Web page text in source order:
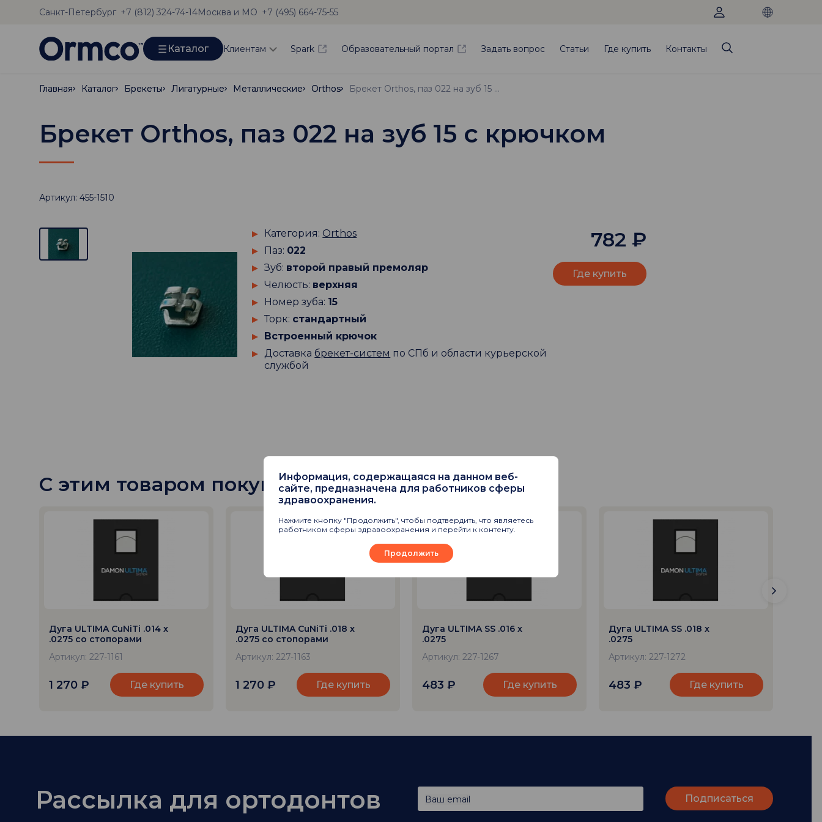
Санкт-Петербург +7 (812) 324-74-14Москва и МО +7 (495) 664-75-55
Каталог Клиентам Spark Образовательный портал Задать вопрос Статьи Где купить Контакты
Главная
Главная Каталог
Каталог Брекеты
Брекеты Лигатурные
Лигатурные Металлические
Металлические Orthos
Orthos Брекет Orthos, паз 022 на зуб 15 с крючком
Брекет Orthos, паз 022 на зуб 15 с крючком
Артикул: 455-1510
Категория: Orthos
Паз: 022
Зуб: второй правый премоляр
Челюсть: верхняя
Номер зуба: 15
Торк: стандартный
Встроенный крючок
Доставка брекет-систем по СПб и области курьерской
службой
782 ₽
Где купить
С этим товаром покупают
Дуга ULTIMA CuNiTi .014 x
.0275 со стопорами
Артикул: 227-1161
1 270 ₽ Где купить
Дуга ULTIMA CuNiTi .018 x
.0275 со стопорами
Артикул: 227-1163
1 270 ₽ Где купить
Дуга ULTIMA SS .016 x
.0275
Артикул: 227-1267
483 ₽ Где купить
Дуга ULTIMA SS .018 x
.0275
Артикул: 227-1272
483 ₽ Где купить
Рассылка для ортодонтов Ваш email
Информация, содержащаяся на данном веб-
сайте, предназначена для работников сферы
здравоохранения.
Нажмите кнопку "Продолжить", чтобы подтвердить, что являетесь
работником сферы здравоохранения и перейти к контенту.
Продолжить